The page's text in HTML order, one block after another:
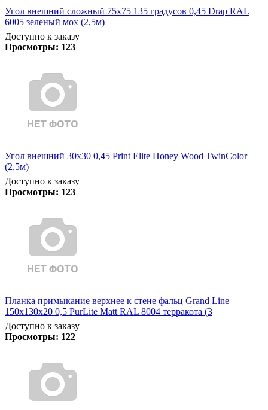
Угол внешний сложный 75х75 135 градусов 0,45 Drap RAL
6005 зеленый мох (2,5м)
Доступно к заказу
Просмотры: 123
Угол внешний 30х30 0,45 Print Elite Honey Wood TwinColor
(2,5м)
Доступно к заказу
Просмотры: 123
Планка примыкание верхнее к стене фальц Grand Line
150х130х20 0,5 PurLite Matt RAL 8004 терракота (3
Доступно к заказу
Просмотры: 122